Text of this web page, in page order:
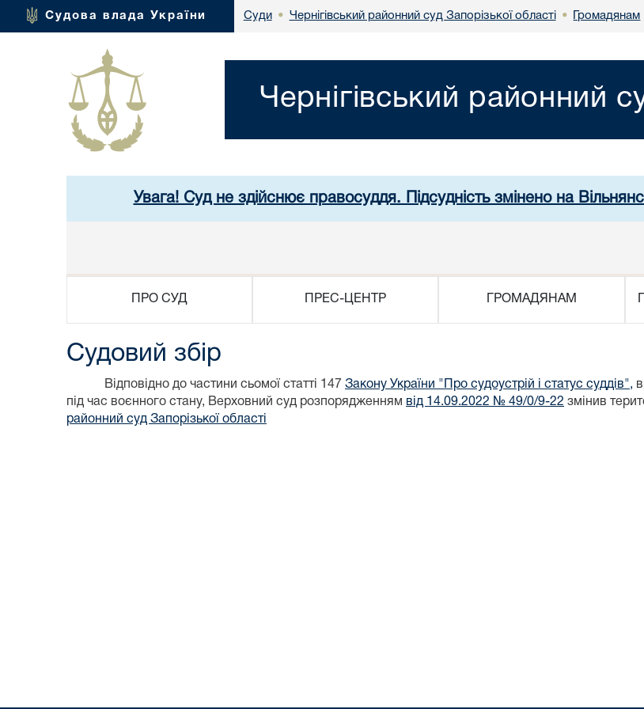
Судова влада України Суди • Чернігівський районний суд Запорізької області • Громадянам
Чернігівський районний
Увага! Суд не здійснює правосуддя. Підсудність змінено на
ПРО СУД ПРЕС-ЦЕНТР ГРОМАДЯНАМ
Судовий збір
Відповідно до частини сьомої статті 147 Закону України "Про судоустрій і статус суддів",
під час воєнного стану, Верховний суд розпорядженням від 14.09.2022 № 49/0/9-22 змінив
районний суд Запорізької області